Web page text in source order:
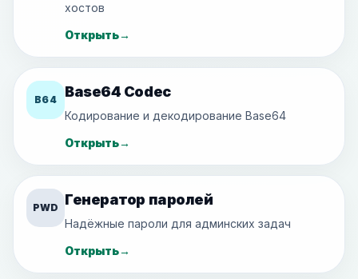
хостов
Открыть→
B64 Base64 Codec
Кодирование и декодирование Base64
Открыть→
PWD Генератор паролей
Надёжные пароли для админских задач
Открыть→